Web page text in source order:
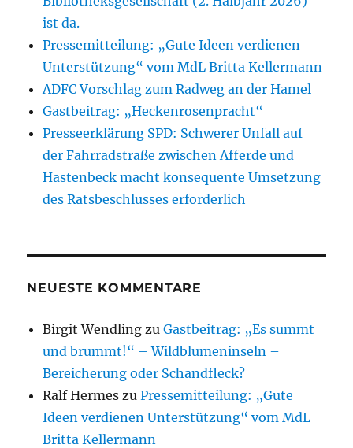
ist da.
Pressemitteilung: „Gute Ideen verdienen
Unterstützung“ vom MdL Britta Kellermann
ADFC Vorschlag zum Radweg an der Hamel
Gastbeitrag: „Heckenrosenpracht“
Presseerklärung SPD: Schwerer Unfall auf
der Fahrradstraße zwischen Afferde und
Hastenbeck macht konsequente Umsetzung
des Ratsbeschlusses erforderlich
NEUESTE KOMMENTARE
Birgit Wendling zuGastbeitrag: „Es summt
und brummt!“ – Wildblumeninseln –
Bereicherung oder Schandfleck?
Ralf Hermes zuPressemitteilung: „Gute
Ideen verdienen Unterstützung“ vom MdL
Britta Kellermann